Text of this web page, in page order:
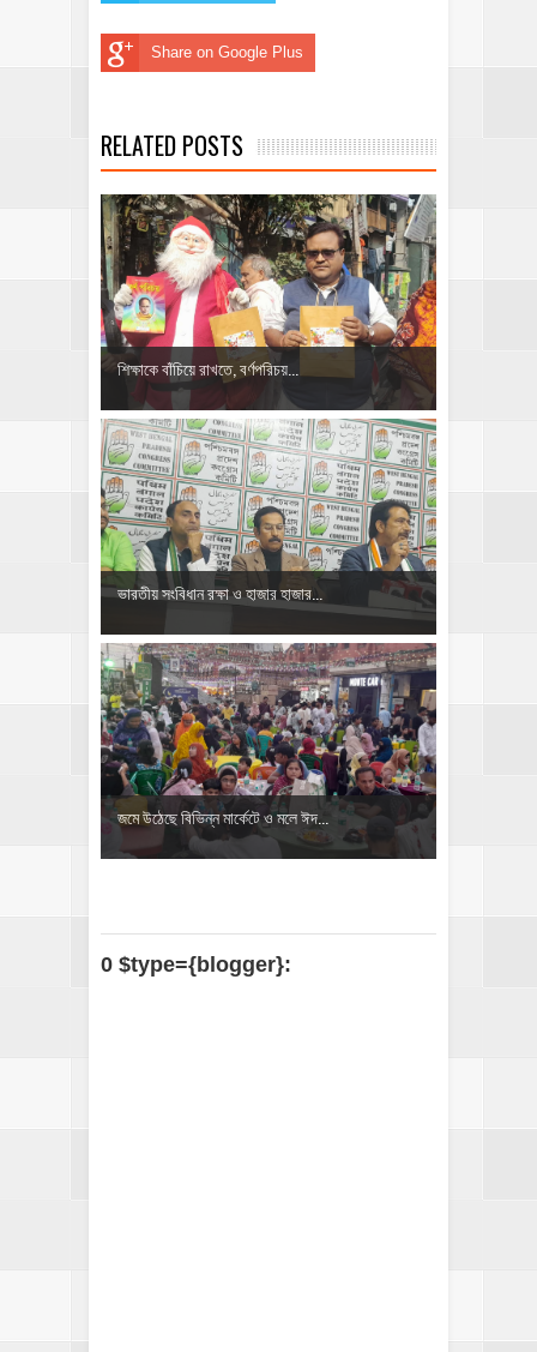
Share on Google Plus
RELATED POSTS
শিক্ষাকে বাঁচিয়ে রাখতে, বর্ণপরিচয়...
ভারতীয় সংবিধান রক্ষা ও হাজার হাজার...
জমে উঠেছে বিভিন্ন মার্কেটে ও মলে ঈদ...
0 $type={blogger}: